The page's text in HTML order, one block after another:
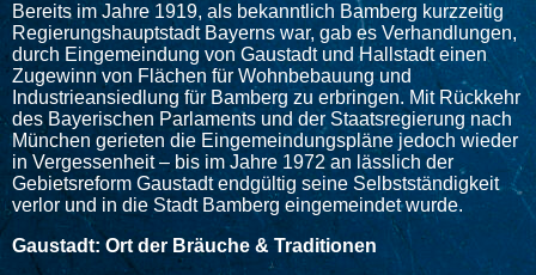
Bereits im Jahre 1919, als bekanntlich Bamberg kurzzeitig
Regierungshauptstadt Bayerns war, gab es Verhandlungen,
durch Eingemeindung von Gaustadt und Hallstadt einen
Zugewinn von Flächen für Wohnbebauung und
Industrieansiedlung für Bamberg zu erbringen. Mit Rückkehr
des Bayerischen Parlaments und der Staatsregierung nach
München gerieten die Eingemeindungspläne jedoch wieder
in Vergessenheit – bis im Jahre 1972 an lässlich der
Gebietsreform Gaustadt endgültig seine Selbstständigkeit
verlor und in die Stadt Bamberg eingemeindet wurde.
Gaustadt: Ort der Bräuche & Traditionen